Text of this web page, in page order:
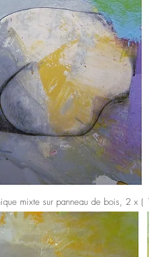
mixte sur panneau de bois, 2 x